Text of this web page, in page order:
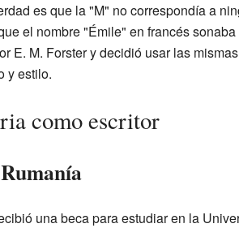
es que la "M" no correspondía a
el nombre "Émile" en francés
E. M. Forster y decidió usar las
y estilo.
como escritor
una beca para estudiar en la